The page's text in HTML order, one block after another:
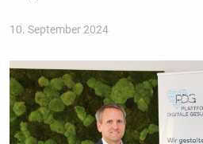
10. September 2024